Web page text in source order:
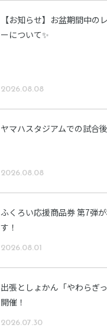
【お知らせ】お盆期間中の
ーについて✨
2026.08.08
ヤマハスタジアムでの試合
2026.08.08
ふくろい応援商品券 第7弾
す！
2026.08.01
出張としょかん「やわらぎ
開催！
2026.07.30